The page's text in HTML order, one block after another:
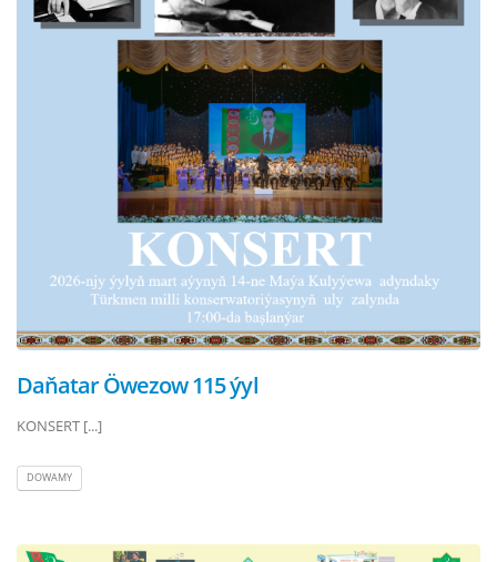
Daňatar Öwezow 115 ýyl
KONSERT [...]
DOWAMY